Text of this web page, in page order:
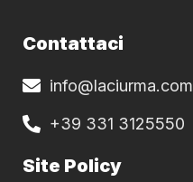
Contattaci
info@laciurma.com
+39 331 3125550
Site Policy